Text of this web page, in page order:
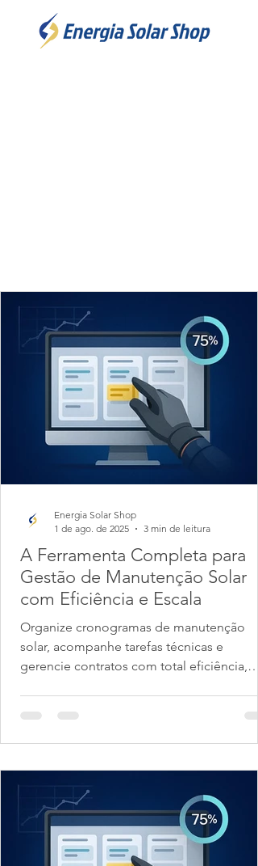
A Ferramenta Completa para
Gestão de Manutenção Solar
com Eficiência e Escala
Organize cronogramas de manutenção
solar, acompanhe tarefas técnicas e
gerencie contratos com total eficiência,
Energia Solar Shop
1 de ago. de 2025
3 min de leitura